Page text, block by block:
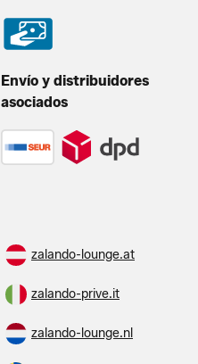
Envío y distribuidores
asociados
zalando-lounge.at
zalando-prive.it
zalando-lounge.nl